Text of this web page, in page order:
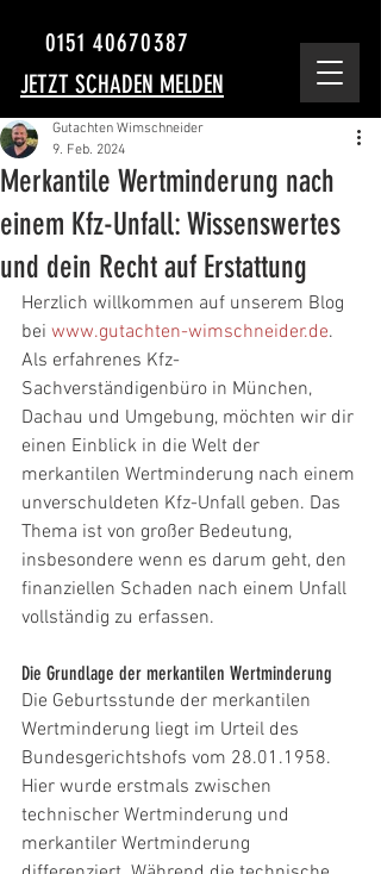
JETZT SCHADEN MELDEN
0151 40670387
Merkantile Wertminderung nach
einem Kfz-Unfall: Wissenswertes
und dein Recht auf Erstattung
Gutachten Wimschneider
9. Feb. 2024
Herzlich willkommen auf unserem Blog
bei www.gutachten-wimschneider.de.
Als erfahrenes Kfz-
Sachverständigenbüro in München,
Dachau und Umgebung, möchten wir dir
einen Einblick in die Welt der
merkantilen Wertminderung nach einem
unverschuldeten Kfz-Unfall geben. Das
Thema ist von großer Bedeutung,
insbesondere wenn es darum geht, den
finanziellen Schaden nach einem Unfall
vollständig zu erfassen.
Die Grundlage der merkantilen Wertminderung
Die Geburtsstunde der merkantilen
Wertminderung liegt im Urteil des
Bundesgerichtshofs vom 28.01.1958.
Hier wurde erstmals zwischen
technischer Wertminderung und
merkantiler Wertminderung